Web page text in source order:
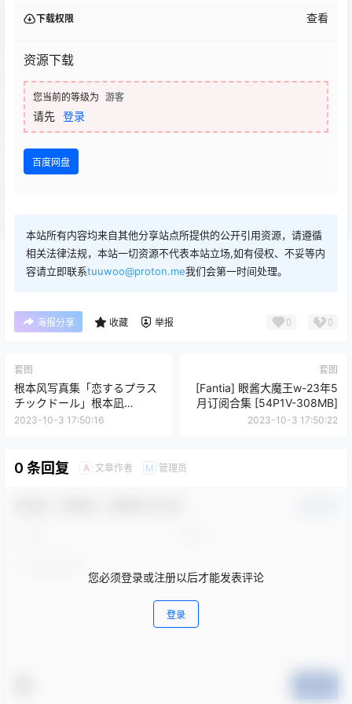
下载权限 查看
资源下载
您当前的等级为 游客
请先 登录
百度网盘
本站所有内容均来自其他分享站点所提供的公开引用资源，请遵循
相关法律法规，本站一切资源不代表本站立场,如有侵权、不妥等内
容请立即联系tuuwoo@proton.me我们会第一时间处理。
海报分享 收藏 举报 0 0
套图
根本风写真集「恋するプラス
チックドール」根本凪
2016.07.29
2023-10-3 17:50:16
套图
[Fantia] 眼酱大魔王w-23年5
月订阅合集 [54P1V-308MB]
2023-10-3 17:50:22
0 条回复 A 文章作者 M 管理员
您必须登录或注册以后才能发表评论
登录